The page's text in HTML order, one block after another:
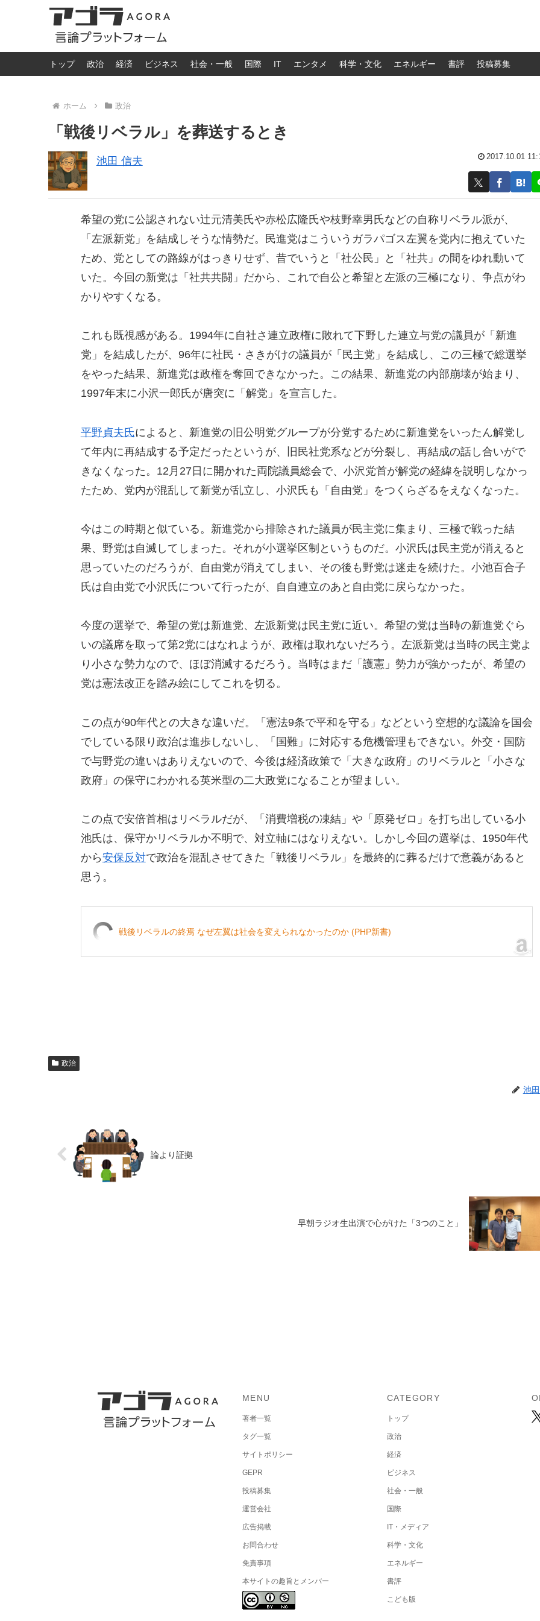
トップ 政治 経済 ビジネス 社会・一般 国際 IT エンタメ 科学・文化 エネルギー 書評 投稿募集
ホーム 政治
「戦後リベラル」を葬送するとき
池田 信夫 2017.10.01
希望の党に公認されない辻元清美氏や赤松広隆氏や枝野幸男氏などの自称リベラル派が、
「左派新党」を結成しそうな情勢だ。民進党はこういうガラパゴス左翼を党内に抱えていた
ため、党としての路線がはっきりせず、昔でいうと「社公民」と「社共」の間をゆれ動いて
いた。今回の新党は「社共共闘」だから、これで自公と希望と左派の三極になり、争点がわ
かりやすくなる。
これも既視感がある。1994年に自社さ連立政権に敗れて下野した連立与党の議員が「新進
党」を結成したが、96年に社民・さきがけの議員が「民主党」を結成し、この三極で総選挙
をやった結果、新進党は政権を奪回できなかった。この結果、新進党の内部崩壊が始まり、
1997年末に小沢一郎氏が唐突に「解党」を宣言した。
平野貞夫氏によると、新進党の旧公明党グループが分党するために新進党をいったん解党し
て年内に再結成する予定だったというが、旧民社党系などが分裂し、再結成の話し合いがで
きなくなった。12月27日に開かれた両院議員総会で、小沢党首が解党の経緯を説明しなかっ
たため、党内が混乱して新党が乱立し、小沢氏も「自由党」をつくらざるをえなくなった。
今はこの時期と似ている。新進党から排除された議員が民主党に集まり、三極で戦った結
果、野党は自滅してしまった。それが小選挙区制というものだ。小沢氏は民主党が消えると
思っていたのだろうが、自由党が消えてしまい、その後も野党は迷走を続けた。小池百合子
氏は自由党で小沢氏について行ったが、自自連立のあと自由党に戻らなかった。
今度の選挙で、希望の党は新進党、左派新党は民主党に近い。希望の党は当時の新進党ぐら
いの議席を取って第2党にはなれようが、政権は取れないだろう。左派新党は当時の民主党よ
り小さな勢力なので、ほぼ消滅するだろう。当時はまだ「護憲」勢力が強かったが、希望の
党は憲法改正を踏み絵にしてこれを切る。
この点が90年代との大きな違いだ。「憲法9条で平和を守る」などという空想的な議論を国会
でしている限り政治は進歩しないし、「国難」に対応する危機管理もできない。外交・国防
で与野党の違いはありえないので、今後は経済政策で「大きな政府」のリベラルと「小さな
政府」の保守にわかれる英米型の二大政党になることが望ましい。
この点で安倍首相はリベラルだが、「消費増税の凍結」や「原発ゼロ」を打ち出している小
池氏は、保守かリベラルか不明で、対立軸にはなりえない。しかし今回の選挙は、1950年代
から安保反対で政治を混乱させてきた「戦後リベラル」を最終的に葬るだけで意義があると
思う。
戦後リベラルの終焉 なぜ左翼は社会を変えられなかったのか (PHP新書)
政治
池
論より証拠
早朝ラジオ生出演で心がけた「3つのこと」
MENU
著者一覧
タグ一覧
サイトポリシー
GEPR
投稿募集
運営会社
広告掲載
お問合わせ
免責事項
本サイトの趣旨とメンバー
CATEGORY
トップ
政治
経済
ビジネス
社会・一般
国際
IT・メディア
科学・文化
エネルギー
書評
こども版